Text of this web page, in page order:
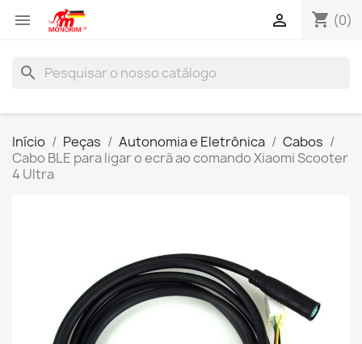
 shopping_cart (0)

search
Início Peças Autonomia e Eletrônica
Cabos
Cabo BLE para ligar o ecrã ao comando Xiaomi Scooter
4 Ultra